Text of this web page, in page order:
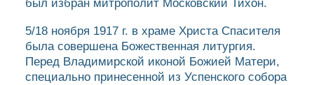
был избран митрополит Московский Тихон.
5/18 ноября 1917 г. в храме Христа Спасителя
была совершена Божественная литургия.
Перед Владимирской иконой Божией Матери,
специально принесенной из Успенского собора